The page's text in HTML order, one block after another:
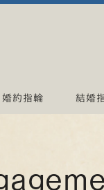
婚約指輪 結婚